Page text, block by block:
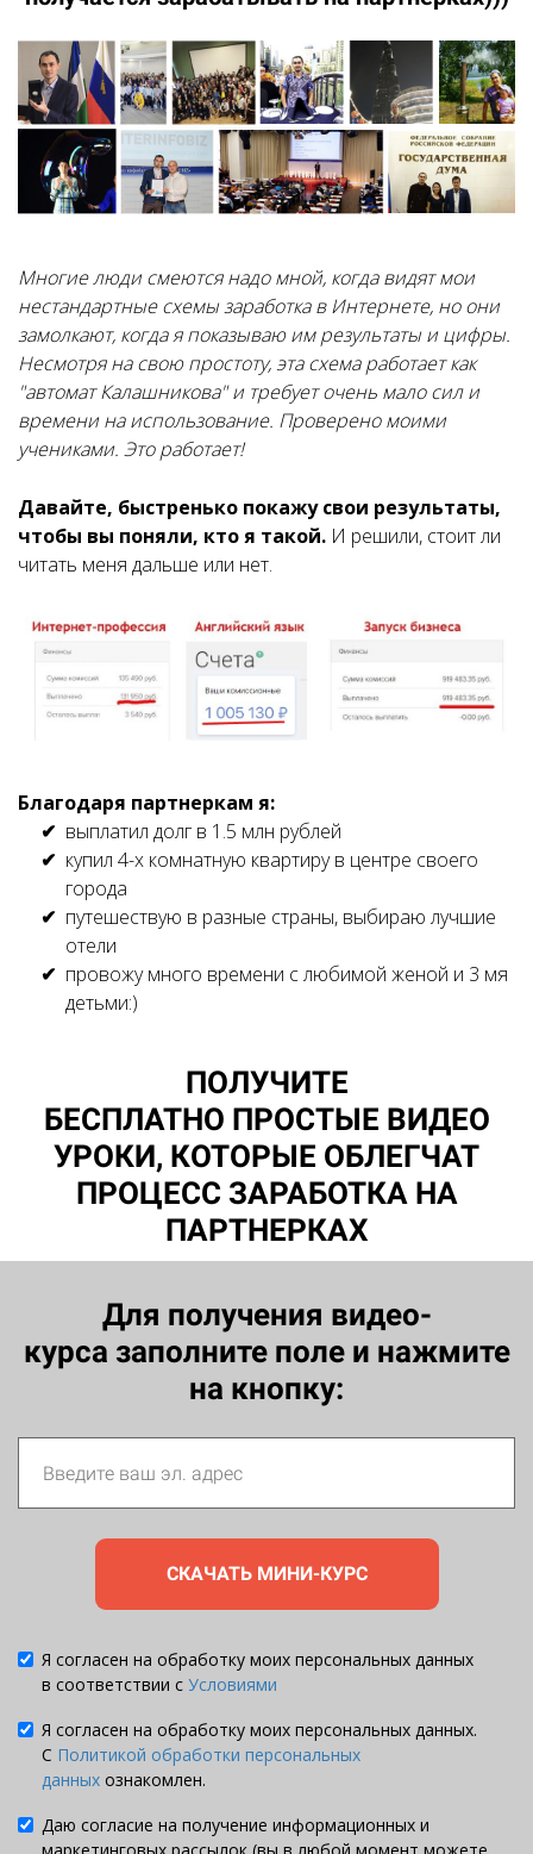
Многие люди смеются надо мной, когда видят мои
нестандартные схемы заработка в Интернете, но они
замолкают, когда я показываю им результаты и цифры.
Несмотря на свою простоту, эта схема работает как
"автомат Калашникова" и требует очень мало сил и
времени на использование. Проверено моими
учениками. Это работает!
Давайте, быстренько покажу свои результаты,
чтобы вы поняли, кто я такой. И решили, стоит ли
читать меня дальше или нет.
Благодаря партнеркам я:
выплатил долг в 1.5 млн рублей
купил 4-х комнатную квартиру в центре своего
города
путешествую в разные страны, выбираю лучшие
отели
провожу много времени с любимой женой и 3 мя
детьми:)
ПОЛУЧИТЕ
БЕСПЛАТНО ПРОСТЫЕ ВИДЕО
УРОКИ, КОТОРЫЕ ОБЛЕГЧАТ
ПРОЦЕСС ЗАРАБОТКА НА
ПАРТНЕРКАХ
Для получения видео-
курса заполните поле и нажмите
на кнопку:
СКАЧАТЬ МИНИ-КУРС
Я согласен на обработку моих персональных данных
в соответствии с Условиями
Я согласен на обработку моих персональных данных.
С Политикой обработки персональных
данных ознакомлен.
Даю согласие на получение информационных и